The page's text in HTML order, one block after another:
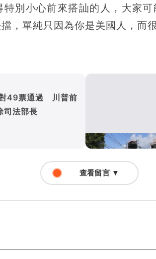
別小心前來搭訕的人，大家
，單純只因為你是美國人，而
49票通過 川普前
司法部長
查看留言 ▼